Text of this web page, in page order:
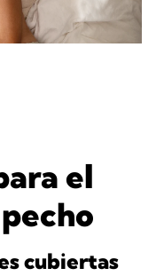
el
cubiertas